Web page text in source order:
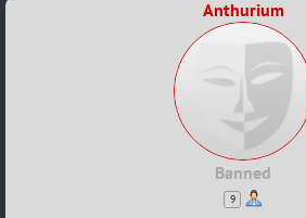
Anthurium
Banned
9